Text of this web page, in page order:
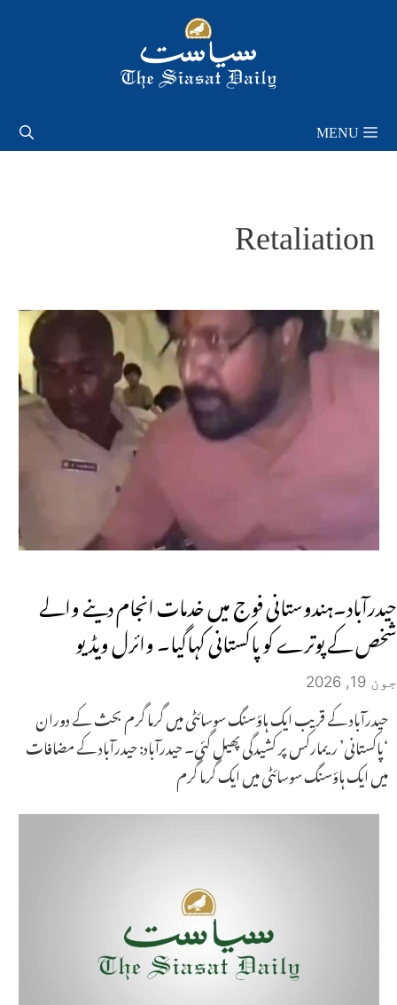
MENU
Retaliation
حیدرآباد۔ہندوستانی فوج میں خدمات انجام دینے والے
شخص کے پوترے کو پاکستانی کہاگیا۔ وائرل ویڈیو
جون 19, 2026
حیدرآباد کے قریب ایک ہاؤسنگ سوسائٹی میں گرما گرم بحث کے دوران
‘پاکستانی’ ریمارکس پر کشیدگی پھیل گئی۔ حیدرآباد: حیدرآباد کے مضافات
میں ایک ہاؤسنگ سوسائٹی میں ایک گرما گرم